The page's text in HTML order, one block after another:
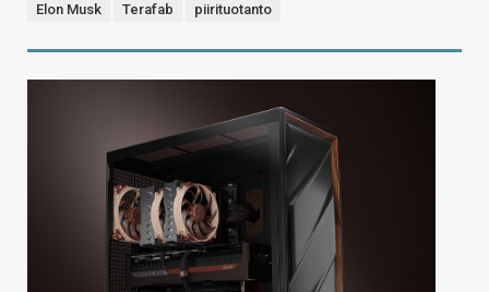
Elon Musk Terafab piirituotanto